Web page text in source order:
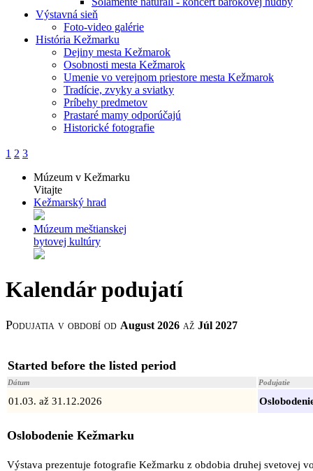
Výstavná sieň
Foto-video galérie
História Kežmarku
Dejiny mesta Kežmarok
Osobnosti mesta Kežmarok
Umenie vo verejnom priestore mesta Kežmarok
Tradície, zvyky a sviatky
Príbehy predmetov
Prastaré mamy odporúčajú
Historické fotografie
1 2 3
Múzeum v Kežmarku
Vitajte
Kežmarský hrad
Múzeum meštianskej
bytovej kultúry
Kalendár podujatí
Podujatia v období od August 2026 až Júl 2027
Started before the listed period
Dátum Podujatie
01.03. až 31.12.2026
Oslobodenie Kežmarku
Výstava prezentuje fotografie Kežmarku z obdobia druhej svetovej